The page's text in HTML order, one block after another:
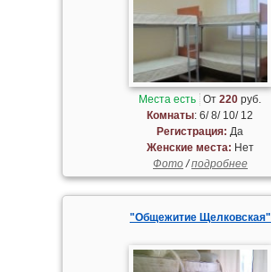
Места есть От220 руб.
Комнаты: 6/ 8/ 10/ 12
Регистрация: Да
Женские места: Нет
Фото/подробнее
"Общежитие Щелковская"